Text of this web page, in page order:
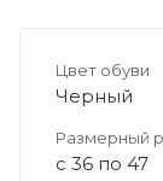
Цвет обуви
Черный
Размерный
с 36 по 47